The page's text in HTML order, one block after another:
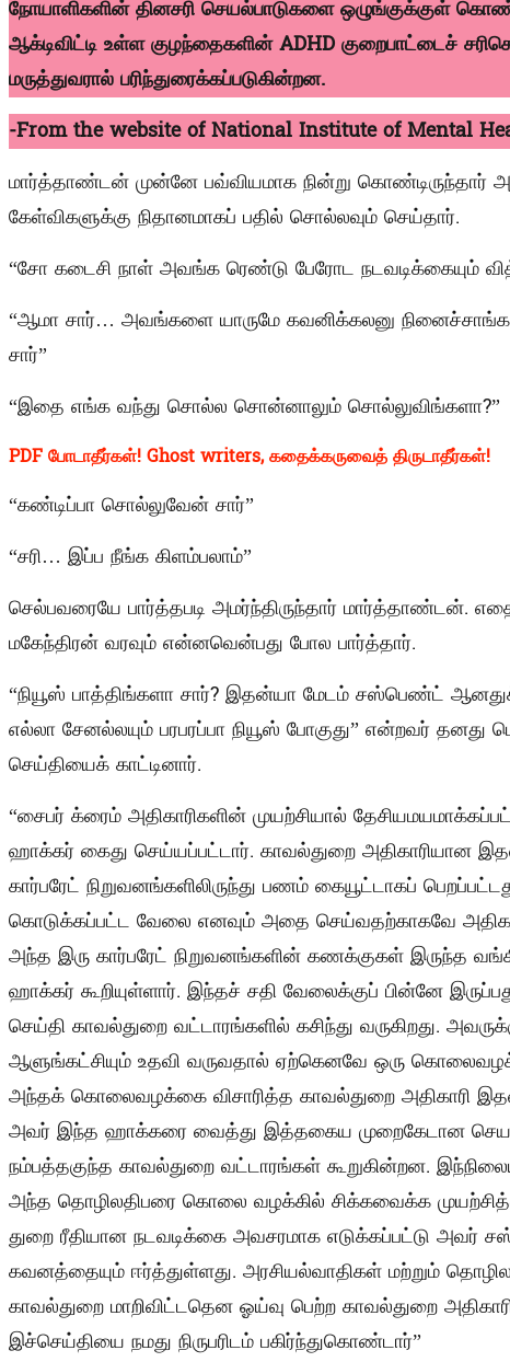
நோயாளிகளின் தினசரி செயல்பாடுகளை ஒழுங்குக்குள்
ஆக்டிவிட்டி உள்ள குழந்தைகளின் ADHD குறைபாட்டைச்
மருத்துவரால் பரிந்துரைக்கப்படுகின்றன.
-From the website of National Institute of Mental
மார்த்தாண்டன் முன்னே பவ்வியமாக நின்று கொண்டிருந்தார்
கேள்விகளுக்கு நிதானமாகப் பதில் சொல்லவும் செய்தார்.
“சோ கடைசி நாள் அவங்க ரெண்டு பேரோட நடவடிக்கையும்
“ஆமா சார்… அவங்களை யாருமே கவனிக்கலனு
சார்”
“இதை எங்க வந்து சொல்ல சொன்னாலும் சொல்லுவிங்களா?”
PDF போடாதீர்கள்! Ghost writers, கதைக்கருவைத் திருடாதீர்கள்!
“கண்டிப்பா சொல்லுவேன் சார்”
“சரி… இப்ப நீங்க கிளம்பலாம்”
செல்பவரையே பார்த்தபடி அமர்ந்திருந்தார் மார்த்தாண்டன்.
மகேந்திரன் வரவும் என்னவென்பது போல பார்த்தார்.
“நியூஸ் பாத்திங்களா சார்? இதன்யா மேடம் சஸ்பெண்ட்
எல்லா சேனல்லயும் பரபரப்பா நியூஸ் போகுது” என்றவர் தனது
செய்தியைக் காட்டினார்.
“சைபர் க்ரைம் அதிகாரிகளின் முயற்சியால்
ஹாக்கர் கைது செய்யப்பட்டார். காவல்துறை அதிகாரியான
கார்பரேட் நிறுவனங்களிலிருந்து பணம் கையூட்டாகப்
கொடுக்கப்பட்ட வேலை எனவும் அதை செய்வதற்காகவே
அந்த இரு கார்பரேட் நிறுவனங்களின் கணக்குகள் இருந்த
ஹாக்கர் கூறியுள்ளார். இந்தச் சதி வேலைக்குப் பின்னே
செய்தி காவல்துறை வட்டாரங்களில் கசிந்து வருகிறது.
ஆளுங்கட்சியும் உதவி வருவதால் ஏற்கெனவே ஒரு
அந்தக் கொலைவழக்கை விசாரித்த காவல்துறை அதிகாரி
அவர் இந்த ஹாக்கரை வைத்து இத்தகைய முறைகேடான
நம்பத்தகுந்த காவல்துறை வட்டாரங்கள் கூறுகின்றன.
அந்த தொழிலதிபரை கொலை வழக்கில் சிக்கவைக்க
துறை ரீதியான நடவடிக்கை அவசரமாக எடுக்கப்பட்டு
கவனத்தையும் ஈர்த்துள்ளது. அரசியல்வாதிகள் மற்றும்
காவல்துறை மாறிவிட்டதென ஓய்வு பெற்ற காவல்துறை
இச்செய்தியை நமது நிருபரிடம் பகிர்ந்துகொண்டார்”